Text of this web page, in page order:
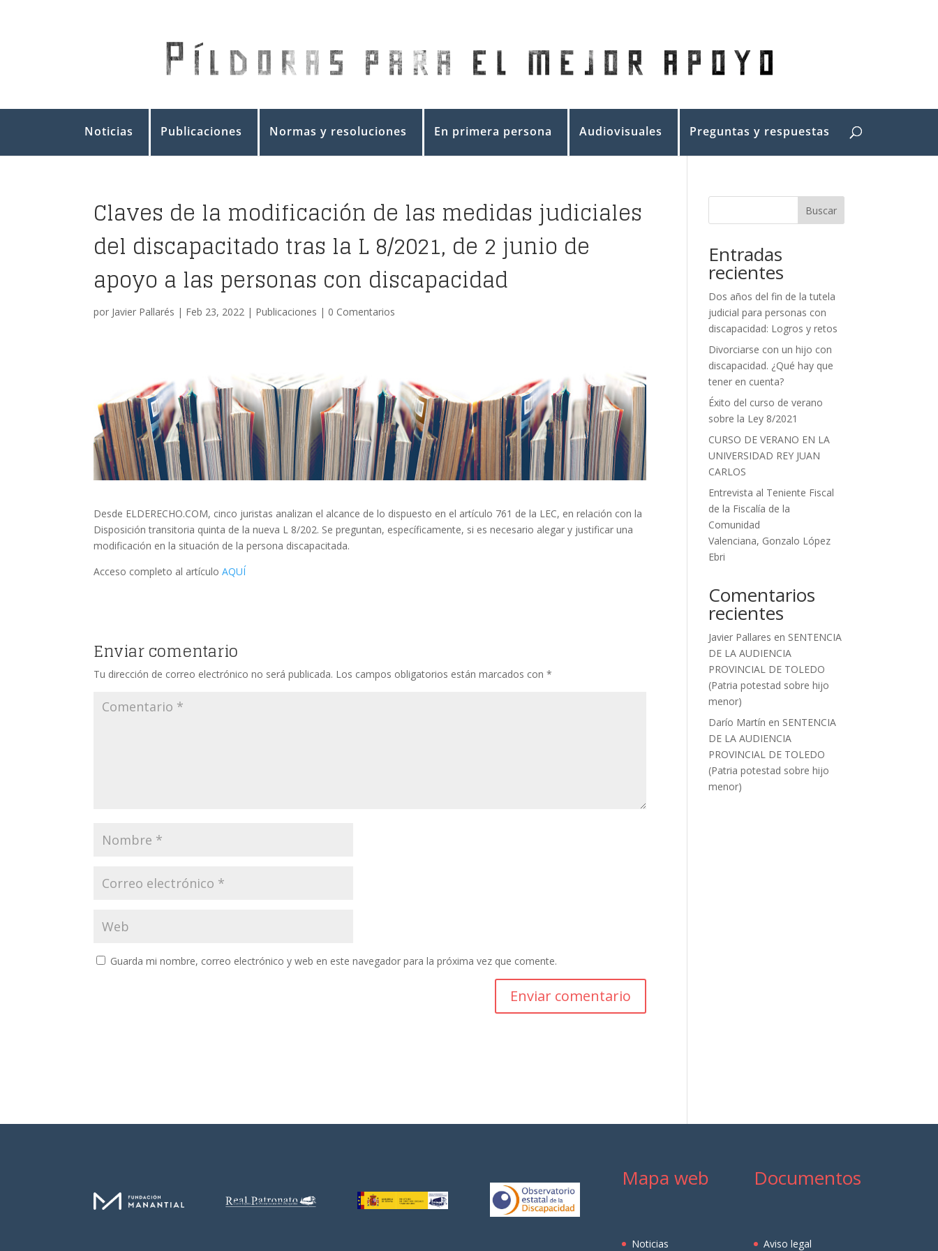
Noticias Publicaciones Normas y resoluciones En primera persona Audiovisuales Preguntas y respuestas
Claves de la modificación de las medidas judiciales
del discapacitado tras la L 8/2021, de 2 junio de
apoyo a las personas con discapacidad
por Javier Pallarés | Feb 23, 2022 | Publicaciones | 0 Comentarios
Desde ELDERECHO.COM, cinco juristas analizan el alcance de lo dispuesto en el artículo 761 de la LEC, en relación con la
Disposición transitoria quinta de la nueva L 8/202. Se preguntan, específicamente, si es necesario alegar y justificar una
modificación en la situación de la persona discapacitada.
Acceso completo al artículoAQUÍ
Enviar comentario
Tu dirección de correo electrónico no será publicada. Los campos obligatorios están marcados con*
Guarda mi nombre, correo electrónico y web en este navegador para la próxima vez que comente.
Buscar
Entradas
recientes
Dos años del fin de la tutela
judicial para personas con
discapacidad: Logros y retos
Divorciarse con un hijo con
discapacidad. ¿Qué hay que
tener en cuenta?
Éxito del curso de verano
sobre la Ley 8/2021
CURSO DE VERANO EN LA
UNIVERSIDAD REY JUAN
CARLOS
Entrevista al Teniente Fiscal
de la Fiscalía de la
Comunidad
Valenciana, Gonzalo López
Ebri
Comentarios
recientes
Javier Pallares en SENTENCIA
DE LA AUDIENCIA
PROVINCIAL DE TOLEDO
(Patria potestad sobre hijo
menor)
Darío Martín en SENTENCIA
DE LA AUDIENCIA
PROVINCIAL DE TOLEDO
(Patria potestad sobre hijo
menor)
Mapa web
Noticias
Documentos
Aviso legal